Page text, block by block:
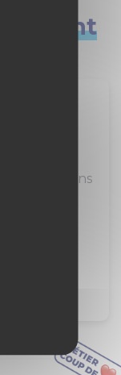
secrétaire
missions